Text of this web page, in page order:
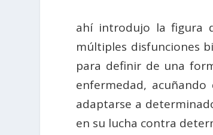
ahí introdujo la figura
múltiples disfunciones
para definir de una
enfermedad,
adaptarse a
en su lucha contra